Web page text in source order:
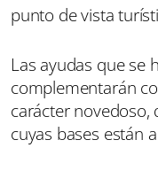
punto de vista
Las ayudas que se
complementarán
carácter novedoso,
cuyas bases están